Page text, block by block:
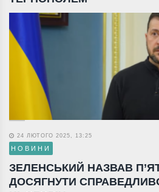
24 ЛЮТОГО 2025, 13:25
НОВИНИ
ЗЕЛЕНСЬКИЙ НАЗВАВ
ДОСЯГНУТИ